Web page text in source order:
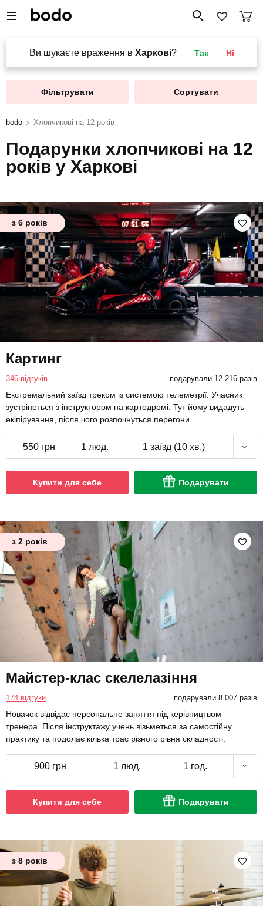
Ви шукаєте враження в Харкові? Так Ні
Фільтрувати Сортувати
bodo Хлопчикові на 12 років
Подарунки хлопчикові на 12
років у Харкові
з 6 років
Картинг
346 відгуків подарували 12 216 разів
Екстремальний заїзд треком із системою телеметрії. Учасник
зустрінеться з інструктором на картодромі. Тут йому видадуть
екіпірування, після чого розпочнуться перегони.
550 грн 1 люд. 1 заїзд (10 хв.)
Купити для себе Подарувати
з 2 років
Майстер-клас скелелазіння
174 відгуки подарували 8 007 разів
Новачок відвідає персональне заняття під керівництвом
тренера. Після інструктажу учень візьметься за самостійну
практику та подолає кілька трас різного рівня складності.
900 грн 1 люд. 1 год.
Купити для себе Подарувати
з 8 років